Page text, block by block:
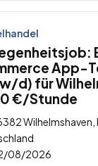
App-
d) für
€/Stunde
Wilhelmshaven,
08/2026